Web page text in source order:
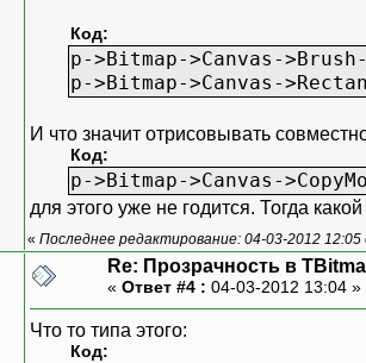
Код:
p->Bitmap->Canvas-
p->Bitmap->Canvas-
И что значит отрисовывать
Код:
p->Bitmap->Canvas-
для этого уже не годится. Тогда какой
« Последнее редактирование: 04-03-2012
Re: Прозрачность в
« Ответ #4 : 04-03-2012 13:04 »
Что то типа этого:
Код: